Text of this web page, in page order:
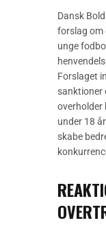
Dansk
forslag
unge
Forslaget
sanktioner
overholder
under 18
skabe